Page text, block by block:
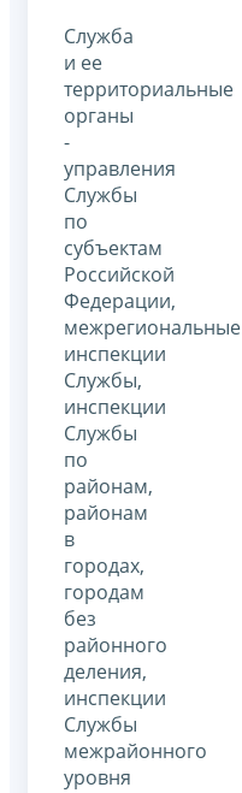
Служба
и ее
территориальные
органы
-
управления
Службы
по
субъектам
Российской
Федерации,
межрегиональные
инспекции
Службы,
инспекции
Службы
по
районам,
районам
в
городах,
городам
без
районного
деления,
инспекции
Службы
межрайонного
уровня